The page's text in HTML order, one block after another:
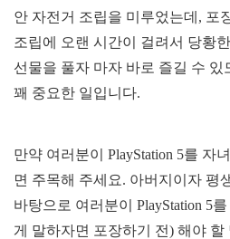
안 자전거 조립을 미루었는데, 포
조립에 오랜 시간이 걸려서 당황
선물을 풀자 마자 바로 즐길 수 있
꽤 중요한 일입니다.
만약 여러분이 PlayStation 5를 자
면 주목해 주세요. 아버지이자 평
바탕으로 여러분이 PlayStation 5
게 말하자면 포장하기 전) 해야